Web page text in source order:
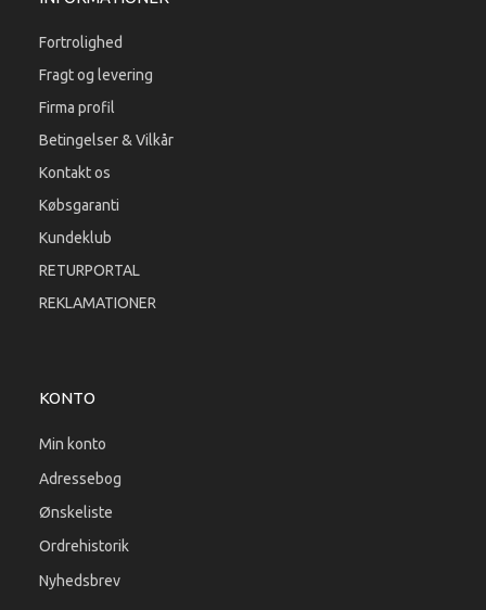
Fortrolighed
Fragt og levering
Firma profil
Betingelser & Vilkår
Kontakt os
Købsgaranti
Kundeklub
RETURPORTAL
REKLAMATIONER
KONTO
Min konto
Adressebog
Ønskeliste
Ordrehistorik
Nyhedsbrev